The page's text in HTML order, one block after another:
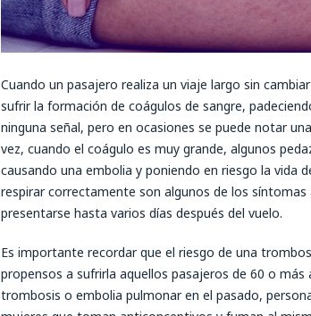
Cuando un pasajero realiza un viaje largo sin
sufrir la formación de coágulos de sangre,
ninguna señal, pero en ocasiones se puede notar
vez, cuando el coágulo es muy grande, algunos
causando una embolia y poniendo en riesgo la vida
respirar correctamente son algunos de los
presentarse hasta varios días después del vuelo.
Es importante recordar que el riesgo de una
propensos a sufrirla aquellos pasajeros de 60 o
trombosis o embolia pulmonar en el pasado,